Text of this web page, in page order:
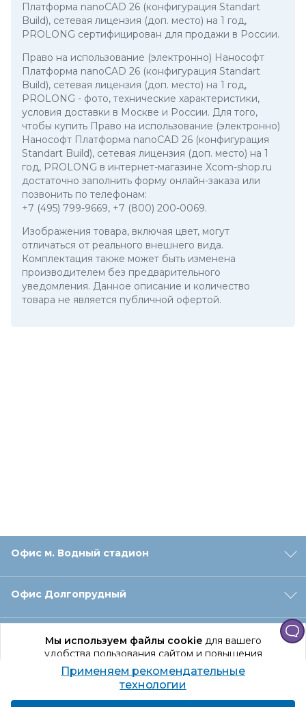
Мы используем файлы cookieдля вашего
удобства пользования сайтом и повышения
качества рекомендаций.
Продолжая использование сайта, вы даете
согласие на обработку персональных данных
Платформа nanoCAD 26 (конфигурация Standart
Build), сетевая лицензия (доп. место) на 1 год,
PROLONG сертифицирован для продажи в России.
Право на использование (электронно) Нанософт
Платформа nanoCAD 26 (конфигурация Standart
Build), сетевая лицензия (доп. место) на 1 год,
PROLONG - фото, технические характеристики,
условия доставки в Москве и России. Для того,
чтобы купить Право на использование (электронно)
Нанософт Платформа nanoCAD 26 (конфигурация
Standart Build), сетевая лицензия (доп. место) на 1
год, PROLONG в интернет-магазине Xcom-shop.ru
достаточно заполнить форму онлайн-заказа или
позвонить по телефонам:
+7 (495) 799-9669, +7 (800) 200-0069.
Изображения товара, включая цвет, могут
отличаться от реального внешнего вида.
Комплектация также может быть изменена
производителем без предварительного
уведомления. Данное описание и количество
товара не является публичной офертой.
Офис м. Водный стадион
Офис Долгопрудный
Офис Санкт‑Петербург
Оформление заказа
Применяем рекомендательные
технологии